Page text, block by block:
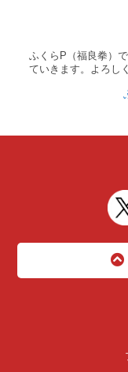
ふくらP（福良拳）
ていきます。よろし